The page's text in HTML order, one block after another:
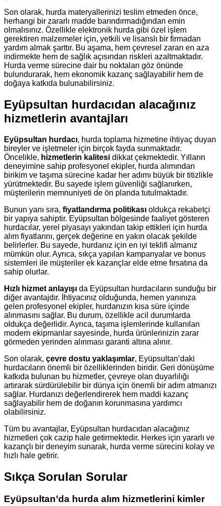
Son olarak, hurda materyallerinizi teslim etmeden önce,
herhangi bir zararlı madde barındırmadığından emin
olmalısınız. Özellikle elektronik hurda gibi özel işlem
gerektiren malzemeler için, yetkili ve lisanslı bir firmadan
yardım almak şarttır. Bu aşama, hem çevresel zararı en aza
indirmekte hem de sağlık açısından riskleri azaltmaktadır.
Hurda verme sürecine dair bu noktaları göz önünde
bulundurarak, hem ekonomik kazanç sağlayabilir hem de
doğaya katkıda bulunabilirsiniz.
Eyüpsultan hurdacıdan alacağınız
hizmetlerin avantajları
Eyüpsultan hurdacı, hurda toplama hizmetine ihtiyaç duyan
bireyler ve işletmeler için birçok fayda sunmaktadır.
Öncelikle, hizmetlerin kalitesi dikkat çekmektedir. Yılların
deneyimine sahip profesyonel ekipler, hurda alımından
birikim ve taşıma sürecine kadar her adımı büyük bir titizlikle
yürütmektedir. Bu sayede işlem güvenliği sağlanırken,
müşterilerin memnuniyeti de ön planda tutulmaktadır.
Bunun yanı sıra, fiyatlandırma politikası oldukça rekabetçi
bir yapıya sahiptir. Eyüpsultan bölgesinde faaliyet gösteren
hurdacılar, yerel piyasayı yakından takip ettikleri için hurda
alım fiyatlarını, gerçek değerine en yakın olacak şekilde
belirlerler. Bu sayede, hurdanız için en iyi teklifi almanız
mümkün olur. Ayrıca, sıkça yapılan kampanyalar ve bonus
sistemleri ile müşteriler ek kazançlar elde etme fırsatına da
sahip olurlar.
Hızlı hizmet anlayışı da Eyüpsultan hurdacıların sunduğu bir
diğer avantajdır. İhtiyacınız olduğunda, hemen yanınıza
gelen profesyonel ekipler, hurdanızın kısa süre içinde
alınmasını sağlar. Bu durum, özellikle acil durumlarda
oldukça değerlidir. Ayrıca, taşıma işlemlerinde kullanılan
modern ekipmanlar sayesinde, hurda ürünlerinizin zarar
görmeden yerinden alınması garanti altına alınır.
Son olarak, çevre dostu yaklaşımlar, Eyüpsultan’daki
hurdacıların önemli bir özelliklerinden biridir. Geri dönüşüme
katkıda bulunan bu hizmetler, çevreye olan duyarlılığı
artırarak sürdürülebilir bir dünya için önemli bir adım atmanızı
sağlar. Hurdanızı değerlendirerek hem maddi kazanç
sağlayabilir hem de doğanın korunmasına yardımcı
olabilirsiniz.
Tüm bu avantajlar, Eyüpsultan hurdacıdan alacağınız
hizmetleri çok cazip hale getirmektedir. Herkes için yararlı ve
kazançlı bir deneyim sunarak, hurda verme sürecini kolay ve
hızlı hale getirir.
Sıkça Sorulan Sorular
Eyüpsultan’da hurda alım hizmetlerini kimler